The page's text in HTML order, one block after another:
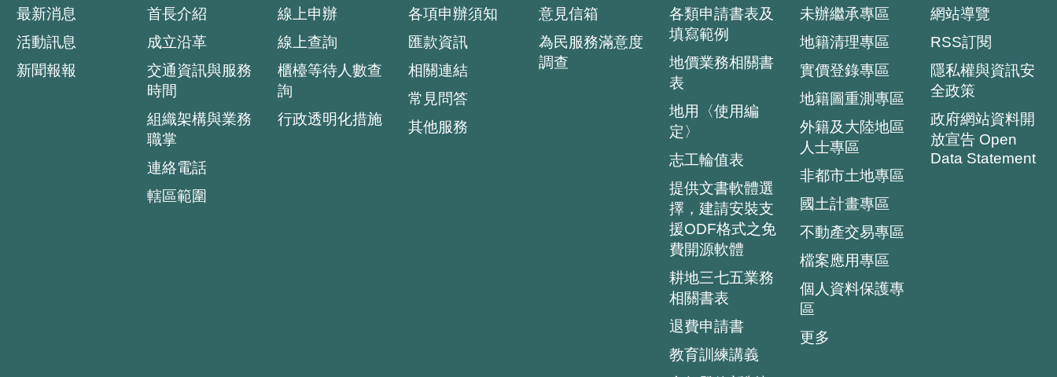
最新消息
活動訊息
新聞報報
首長介紹
成立沿革
交通資訊與服務
時間
組織架構與業務
職掌
連絡電話
轄區範圍
線上申辦
線上查詢
櫃檯等待人數查
詢
行政透明化措施
各項申辦須知
匯款資訊
相關連結
常見問答
其他服務
意見信箱
為民服務滿意度
調查
各類申請書表及
填寫範例
地價業務相關書
表
地用〈使用編
定〉
志工輪值表
提供文書軟體選
擇，建請安裝支
援ODF格式之免
費開源軟體
耕地三七五業務
相關書表
退費申請書
教育訓練講義
未辦繼承專區
地籍清理專區
實價登錄專區
地籍圖重測專區
外籍及大陸地區
人士專區
非都市土地專區
國土計畫專區
不動產交易專區
檔案應用專區
個人資料保護專
區
更多
網站導覽
RSS訂閱
隱私權與資訊安
全政策
政府網站資料開
放宣告 Open
Data Statement